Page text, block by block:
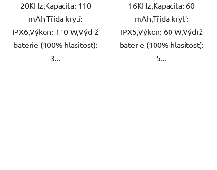
20KHz,Kapacita: 110
mAh,Třída krytí:
IPX6,Výkon: 110 W,Výdrž
baterie (100% hlasitost):
3...
16KHz,Kapacita: 60
mAh,Třída krytí:
IPX5,Výkon: 60 W,Výdrž
baterie (100% hlasitost):
5...